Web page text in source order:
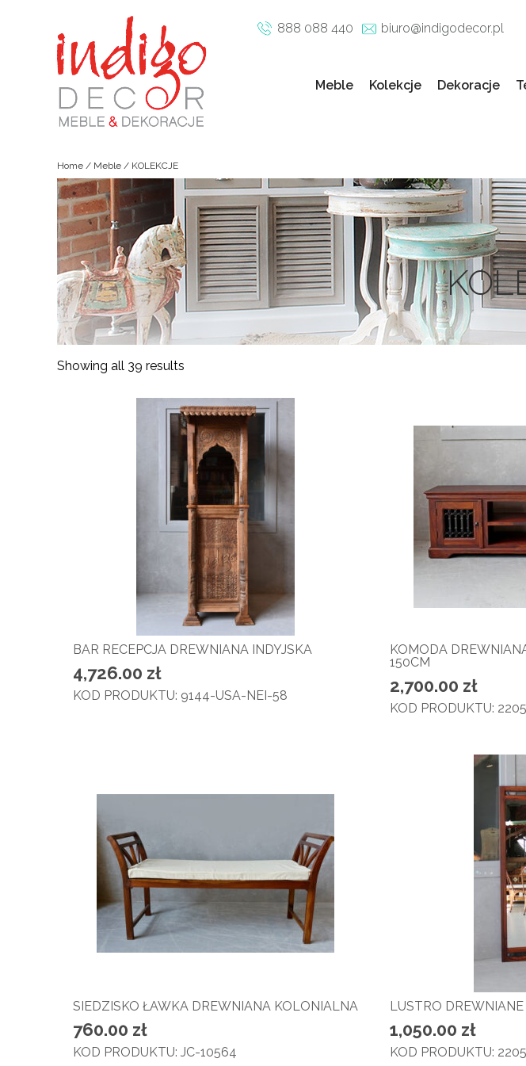
888 088 440 biuro@indigodecor.pl
Meble Kolekcje Dekoracje
Home / Meble / KOLEKCJE
Showing all 39 results
BAR RECEPCJA DREWNIANA INDYJSKA
4,726.00 zł
KOD PRODUKTU: 9144-USA-NEI-58
KOMODA
150CM
2,700.00 zł
KOD PRODUKTU:
SIEDZISKO ŁAWKA DREWNIANA KOLONIALNA
760.00 zł
KOD PRODUKTU: JC-10564
LUSTRO DREWNIANE
1,050.00 zł
KOD PRODUKTU: